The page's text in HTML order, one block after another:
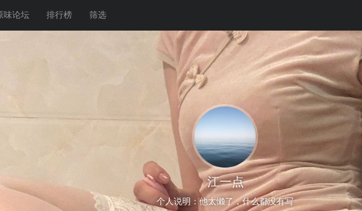
味论坛 排行榜 筛选
江一点
个人说明：他太懒了，什么都没有写